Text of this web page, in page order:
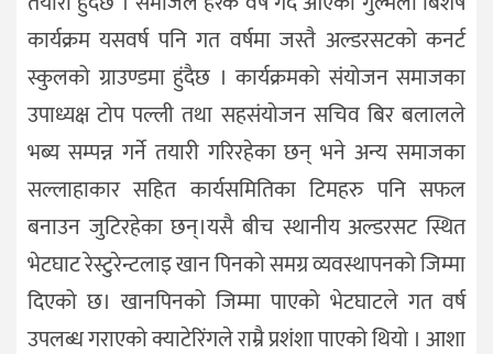
कार्यक्रम यसवर्ष पनि गत वर्षमा जस्तै अल्डरसटको कनर्ट
स्कुलको ग्राउण्डमा हुंदैछ । कार्यक्रमको संयोजन समाजका
उपाध्यक्ष टोप पल्ली तथा सहसंयोजन सचिव बिर बलालले
भब्य सम्पन्न गर्ने तयारी गरिरहेका छन् भने अन्य समाजका
सल्लाहाकार सहित कार्यसमितिका टिमहरु पनि सफल
बनाउन जुटिरहेका छन्।यसै बीच स्थानीय अल्डरसट स्थित
भेटघाट रेस्टुरेन्टलाइ खान पिनको समग्र व्यवस्थापनको जिम्मा
दिएको छ। खानपिनको जिम्मा पाएको भेटघाटले गत वर्ष
उपलब्ध गराएको क्याटेरिंगले राम्रै प्रशंशा पाएको थियो । आशा